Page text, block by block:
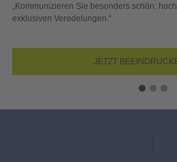
besonders schön: hochwertige Postkarten mit
JETZT BEEINDRUCKEN